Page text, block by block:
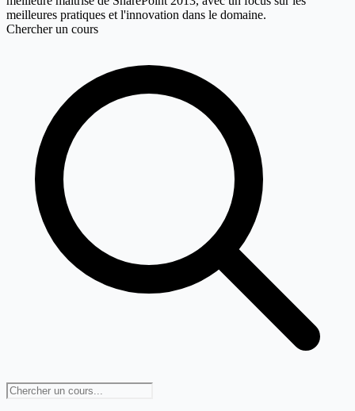
meilleures pratiques et l'innovation dans le domaine.
Chercher un cours